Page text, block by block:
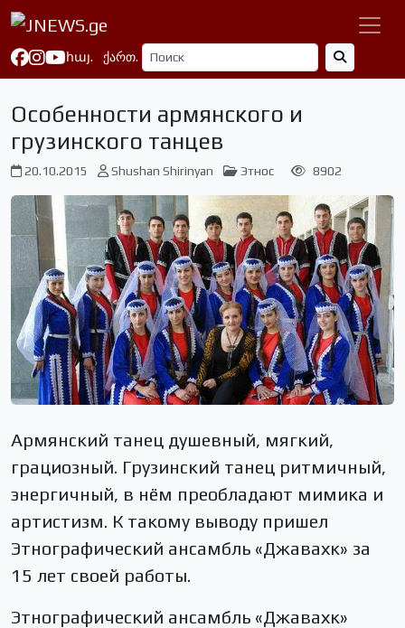
հայ. ქართ.
Особенности армянского и
грузинского танцев
20.10.2015 Shushan Shirinyan Этнос 8902
Армянский танец душевный, мягкий,
грациозный. Грузинский танец ритмичный,
энергичный, в нём преобладают мимика и
артистизм. К такому выводу пришел
Этнографический ансамбль «Джавахк» за
15 лет своей работы.
Этнографический ансамбль «Джавахк»